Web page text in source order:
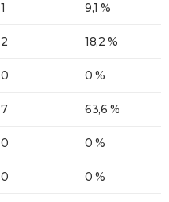
1 9,1 %
2 18,2 %
0 0 %
7 63,6 %
0 0 %
0 0 %